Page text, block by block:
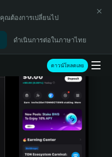
คุณต้องการเปลี่ยนไป
ดำเนินการต่อในภาษาไทย
ดาวน์โหลดเลย